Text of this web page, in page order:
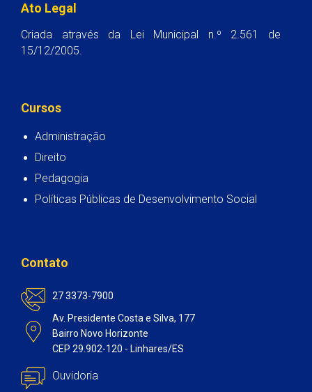
Ato Legal
Criada através da Lei Municipal n.º 2.561 de
15/12/2005.
Cursos
Administração
Direito
Pedagogia
Políticas Públicas de Desenvolvimento Social
Contato
27 3373-7900
Av. Presidente Costa e Silva, 177
Bairro Novo Horizonte
CEP 29.902-120 - Linhares/ES
Ouvidoria